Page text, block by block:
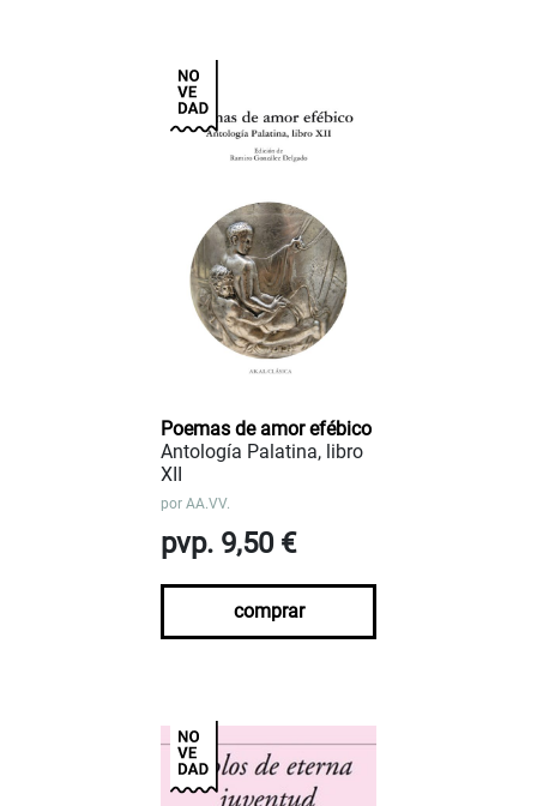
Poemas de amor efébico
Antología Palatina, libro
XII
por AA.VV.
pvp. 9,50 €
comprar